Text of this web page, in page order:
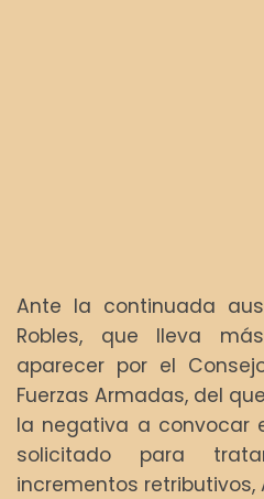
Ante la continuada
Robles, que lleva
aparecer por el
Fuerzas Armadas, del
la negativa a convocar
solicitado para
incrementos retributivos,